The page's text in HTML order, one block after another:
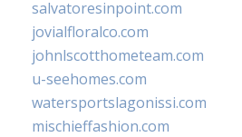
salvatoresinpoint.com
jovialfloralco.com
johnlscotthometeam.com
u-seehomes.com
watersportslagonissi.com
mischieffashion.com